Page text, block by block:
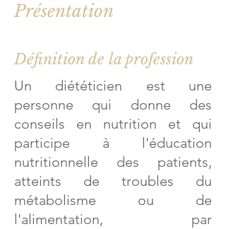
Présentation
Définition de la profession
Un diététicien est une
personne qui donne des
conseils en nutrition et qui
participe à l'éducation
nutritionnelle des patients,
atteints de troubles du
métabolisme ou de
l'alimentation, par